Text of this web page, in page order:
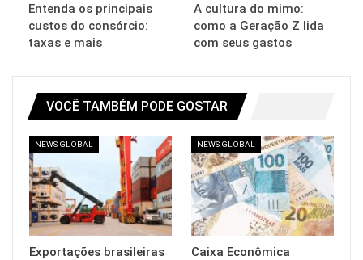
Entenda os principais
custos do consórcio:
taxas e mais
A cultura do mimo:
como a Geração Z lida
com seus gastos
VOCÊ TAMBÉM PODE GOSTAR
NEWS GLOBAL
Exportações brasileiras
NEWS GLOBAL
Caixa Econômica